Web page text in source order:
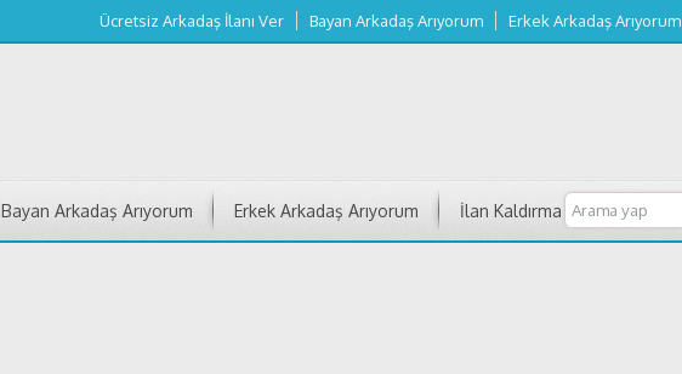
Ücretsiz Arkadaş İlanı Ver Bayan Arkadaş Arıyorum Erkek Arkadaş Arıyorum
Bayan Arkadaş Arıyorum Erkek Arkadaş Arıyorum İlan Kaldırma